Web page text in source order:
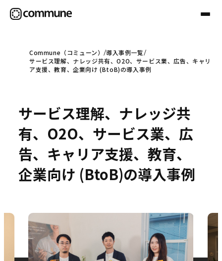
Communeについて
事例
セミナー
Commune（コミューン）
導入事例一覧
サービス理解、ナレッジ共有、O2O、サービス業、広告、キャリ
ア支援、教育、企業向け (BtoB)の導入事例
サービス理解、ナレッジ共
有、O2O、サービス業、広
告、キャリア支援、教育、
企業向け (BtoB)の導入事例